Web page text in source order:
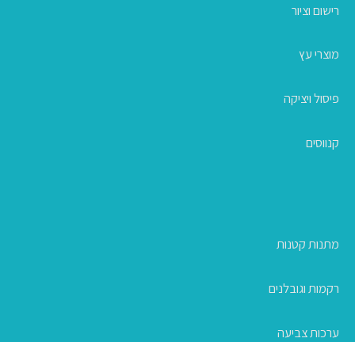
רישום וציור
מוצרי עץ
פיסול ויציקה
קנווסים
מתנות קטנות
רקמות וגובלנים
ערכות צביעה